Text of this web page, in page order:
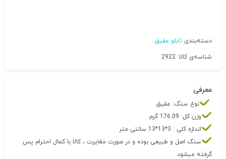
دسته‌بندی تابلو عقیق
شناسه‌ی کالا: 2922
معرفی
نوع سنگ: عقیق
وزن کل: 176.09 گرم
اندازه کلی : 3*13*13 سانتی متر
سنگ اصل و طبیعی بوده و در صورت مغایرت ، کالا با کمال احترام پس
گرفته میشود